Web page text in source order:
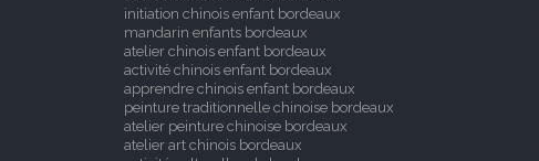
initiation chinois enfant bordeaux
mandarin enfants bordeaux
atelier chinois enfant bordeaux
activité chinois enfant bordeaux
apprendre chinois enfant bordeaux
peinture traditionnelle chinoise bordeaux
atelier peinture chinoise bordeaux
atelier art chinois bordeaux